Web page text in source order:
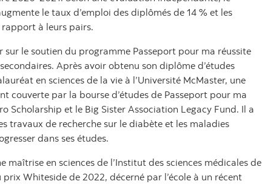
le taux d’emploi des diplômés de 14 % et les
rapport à leurs pairs.
le soutien du programme Passeport pour ma réussite
Après avoir obtenu son diplôme d’études
en sciences de la vie à l’Université McMaster, une
couverte par la bourse d’études de Passeport pour ma
Scholarship et le Big Sister Association Legacy Fund. Il a
travaux de recherche sur le diabète et les maladies
dans ses études.
maîtrise en sciences de l’Institut des sciences médicales de
Whiteside de 2022, décerné par l’école à un récent